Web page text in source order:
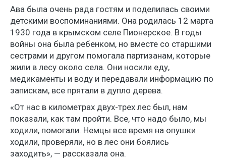
Ава была очень рада гостям и поделилась своими
детскими воспоминаниями. Она родилась 12 марта
1930 года в крымском селе Пионерское. В годы
войны она была ребенком, но вместе со старшими
сестрами и другом помогала партизанам, которые
жили в лесу около села. Они носили еду,
медикаменты и воду и передавали информацию по
запискам, все прятали в дупло дерева.
«От нас в километрах двух-трех лес был, нам
показали, как там пройти. Все, что надо было, мы
ходили, помогали. Немцы все время на опушки
ходили, проверяли, но в лес они боялись
заходить», — рассказала она.